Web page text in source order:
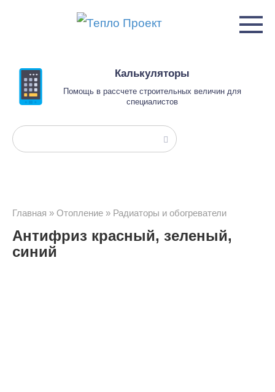
Калькуляторы
Помощь в рассчете строительных величин для
специалистов
Поиск:
Главная » Отопление » Радиаторы и обогреватели
Антифриз красный, зеленый,
синий